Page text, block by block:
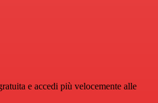
e accedi più velocemente alle